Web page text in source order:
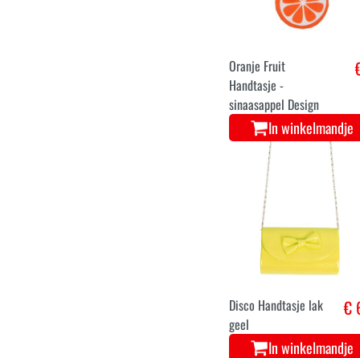
Oranje Fruit
Handtasje -
sinaasappel Design
In winkelmandje
Disco Handtasje lak
geel
€
In winkelmandje